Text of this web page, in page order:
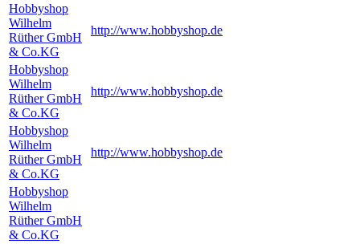
Hobbyshop
Wilhelm
Rüther GmbH
& Co.KG
http://www.hobbyshop.de
Hobbyshop
Wilhelm
Rüther GmbH
& Co.KG
http://www.hobbyshop.de
Hobbyshop
Wilhelm
Rüther GmbH
& Co.KG
http://www.hobbyshop.de
Hobbyshop
Wilhelm
Rüther GmbH
& Co.KG